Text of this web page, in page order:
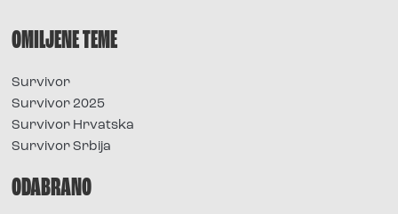
OMILJENE TEME
Survivor
Survivor 2025
Survivor Hrvatska
Survivor Srbija
ODABRANO